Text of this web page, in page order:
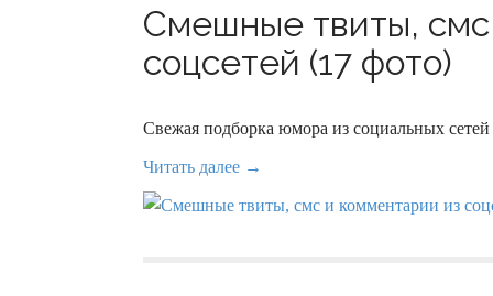
Смешные твиты,
соцсетей (17 фото)
Свежая подборка юмора из социальных сетей
Читать далее →